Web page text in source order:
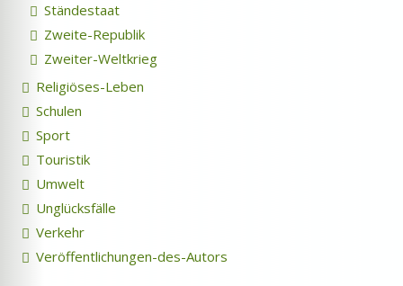
Ständestaat
Zweite-Republik
Zweiter-Weltkrieg
Religiöses-Leben
Schulen
Sport
Touristik
Umwelt
Unglücksfälle
Verkehr
Veröffentlichungen-des-Autors